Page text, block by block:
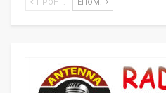
ΠΡΟΗΓ. ΕΠΌΜ.